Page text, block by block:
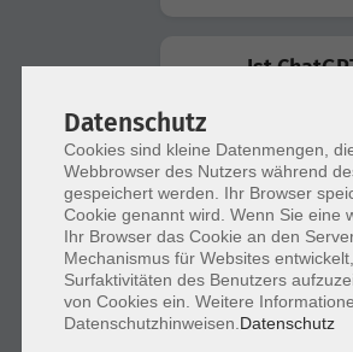
Ist
Brauche
Neue
und
Fünf
Datenschutz
Cookies sind kleine Datenmengen,
Webbrowser des Nutzers während
gespeichert werden. Ihr Browser
Cookie genannt wird. Wenn Sie eine
Ihr Browser das Cookie an den
Mechanismus für Websites
Surfaktivitäten des Benutzers
von Cookies ein. Weitere
Datenschutzhinweisen. Datenschutz